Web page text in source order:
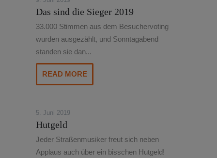
Das sind die Sieger 2019
33.000 Stimmen aus dem Besuchervoting
wurden ausgezählt, und Sonntagabend
standen sie dan...
READ MORE
5. Juni 2019
Hutgeld
Jeder Straßenmusiker freut sich neben
Applaus auch über ein bisschen Hutgeld!